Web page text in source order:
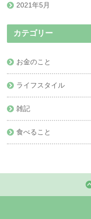
2021年5月
カテゴリー
お金のこと
ライフスタイル
雑記
食べること